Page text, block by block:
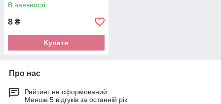
В наявності
8 ₴
Купити
Про нас
Рейтинг не сформований
Менше 5 відгуків за останній рік